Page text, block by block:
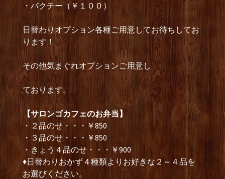
・パクチー（￥１００）
日替わりオプション各種ご用意してお待ちしてお
ります！
その他気まぐれオプションご用意し
ております。
【サロンゴカフェのお弁当】
・２品のせ・・・￥850
・３品のせ・・・￥850
・きょう４品のせ・・・￥900
♦日替わりおかず４種類よりお好きな２～４品を
お選びください。